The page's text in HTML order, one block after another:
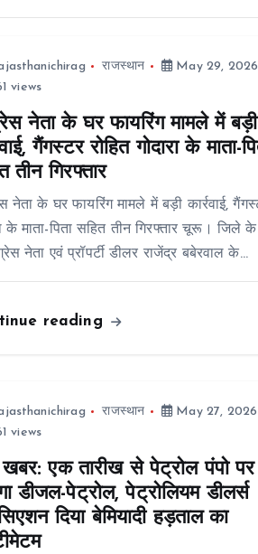
राजस्थान
May 29, 2026
views
नेता के घर फायरिंग मामले में बड़ी
गैंगस्टर रोहित गोदारा के माता-
तीन गिरफ्तार
नेता के घर फायरिंग मामले में बड़ी कार्रवाई,
के माता-पिता सहित तीन गिरफ्तार चूरू। जिले
नेता एवं प्रॉपर्टी डीलर राजेंद्र बबेरवाल के…
reading
राजस्थान
May 27, 2026
views
खबर: एक तारीख से पेट्रोल पंपो पर
डीजल-पेट्रोल, पेट्रोलियम डीलर्स
दिया बेमियादी हड़ताल का